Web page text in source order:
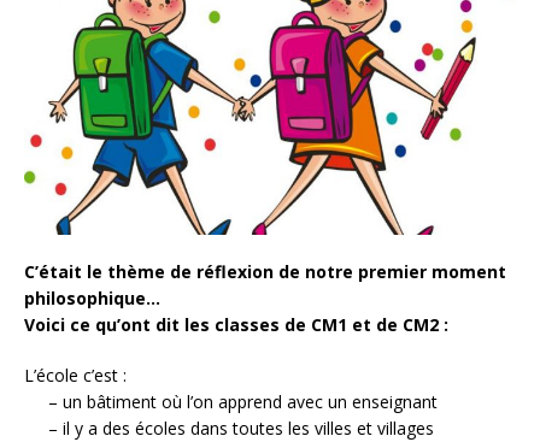
C’était le thème de réflexion de notre premier moment
philosophique…
Voici ce qu’ont dit les classes de CM1 et de CM2 :
L’école c’est :
– un bâtiment où l’on apprend avec un enseignant
– il y a des écoles dans toutes les villes et villages